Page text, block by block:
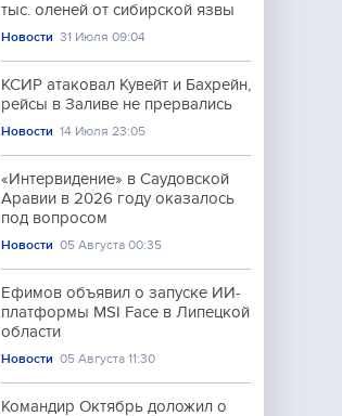
тыс. оленей от сибирской язвы
Новости 31 Июля 09:04
КСИР атаковал Кувейт и Бахрейн,
рейсы в Заливе не прервались
Новости 14 Июля 23:05
«Интервидение» в Саудовской
Аравии в 2026 году оказалось
под вопросом
Новости 05 Августа 00:35
Ефимов объявил о запуске ИИ-
платформы MSI Face в Липецкой
области
Новости 05 Августа 11:30
Командир Октябрь доложил о